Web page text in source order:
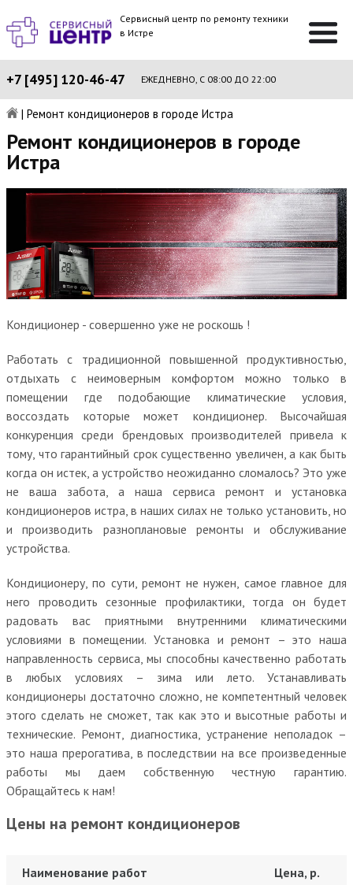
Сервисный центр по ремонту техники
в Истре
+7 [495] 120-46-47 ЕЖЕДНЕВНО, С 08:00 ДО 22:00
| Ремонт кондиционеров в городе Истра
Ремонт кондиционеров в городе
Истра
Кондиционер - совершенно уже не роскошь !
Работать с традиционной повышенной продуктивностью,
отдыхать с неимоверным комфортом можно только в
помещении где подобающие климатические условия,
воссоздать которые может кондиционер. Высочайшая
конкуренция среди брендовых производителей привела к
тому, что гарантийный срок существенно увеличен, а как быть
когда он истек, а устройство неожиданно сломалось? Это уже
не ваша забота, а наша сервиса ремонт и установка
кондиционеров истра, в наших силах не только установить, но
и производить разноплановые ремонты и обслуживание
устройства.
Кондиционеру, по сути, ремонт не нужен, самое главное для
него проводить сезонные профилактики, тогда он будет
радовать вас приятными внутренними климатическими
условиями в помещении. Установка и ремонт – это наша
направленность сервиса, мы способны качественно работать
в любых условиях – зима или лето. Устанавливать
кондиционеры достаточно сложно, не компетентный человек
этого сделать не сможет, так как это и высотные работы и
технические. Ремонт, диагностика, устранение неполадок –
это наша прерогатива, в последствии на все произведенные
работы мы даем собственную честную гарантию.
Обращайтесь к нам!
Цены на ремонт кондиционеров
Наименование работ Цена, р.